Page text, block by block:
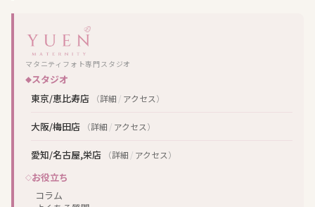
マタニティフォト専門スタジオ
スタジオ
東京/恵比寿店
（詳細 / アクセス）
大阪/梅田店 （詳細 / アクセス）
愛知/名古屋,栄店 （詳細 / アクセス）
お役立ち
コラム